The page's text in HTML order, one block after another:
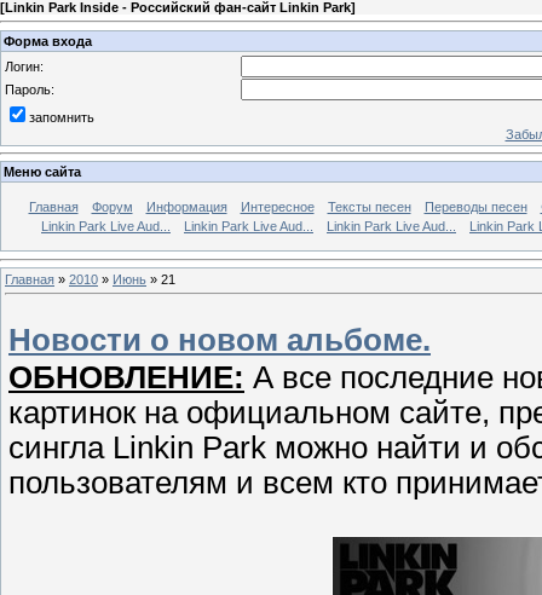
[Linkin Park Inside - Российский фан-сайт Linkin Park]
Форма входа
Логин:
Пароль:
запомнить
Меню сайта
Главная Форум Информация Интересное Тексты песен Переводы песен
Linkin Park Live Aud...
Linkin Park Live Aud... Linkin Park Live Aud... Linkin Park
Главная » 2010 » Июнь » 21
Новости о новом альбоме.
ОБНОВЛЕНИЕ: А все последние
картинок на официальном сайте,
сингла Linkin Park можно найти и
пользователям и всем кто